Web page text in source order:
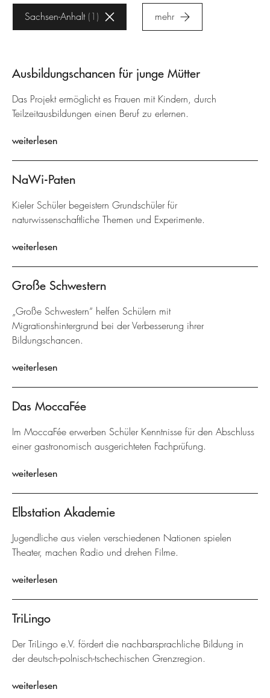
Sachsen-Anhalt 1 mehr
Ausbildungschancen für junge Mütter
Das Projekt ermöglicht es Frauen mit Kindern, durch
Teilzeitausbildungen einen Beruf zu erlernen.
weiterlesen
NaWi-Paten
Kieler Schüler begeistern Grundschüler für
naturwissenschaftliche Themen und Experimente.
weiterlesen
Große Schwestern
„Große Schwestern“ helfen Schülern mit
Migrationshintergrund bei der Verbesserung ihrer
Bildungschancen.
weiterlesen
Das MoccaFée
Im MoccaFée erwerben Schüler Kenntnisse für den Abschluss
einer gastronomisch ausgerichteten Fachprüfung.
weiterlesen
Elbstation Akademie
Jugendliche aus vielen verschiedenen Nationen spielen
Theater, machen Radio und drehen Filme.
weiterlesen
TriLingo
Der TriLingo e.V. fördert die nachbarsprachliche Bildung in
der deutsch-polnisch-tschechischen Grenzregion.
weiterlesen